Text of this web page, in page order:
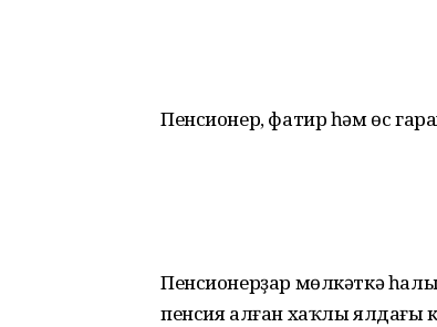
Пенсионер, фатир һәм өс
Пенсионерҙар мөлкәткә
пенсия алған хаҡлы ялдағы